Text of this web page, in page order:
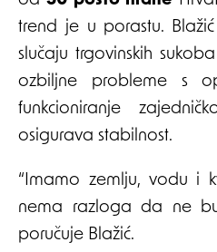
trend je u porastu.
slučaju trgovinskih
ozbiljne probleme s
funkcioniranje
osigurava stabilnost.
“Imamo zemlju, vodu i
nema razloga da ne
poručuje Blažić.